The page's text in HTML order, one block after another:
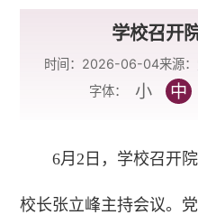
学校召开
时间：2026-06-04来源
字体：
小 中
6月2日，学校召开
校长张立峰主持会议。